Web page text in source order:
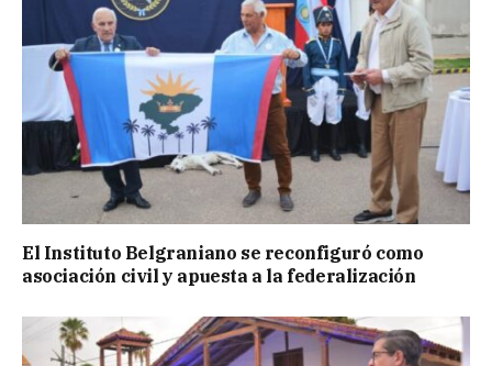
El Instituto Belgraniano se reconfiguró como
asociación civil y apuesta a la federalización